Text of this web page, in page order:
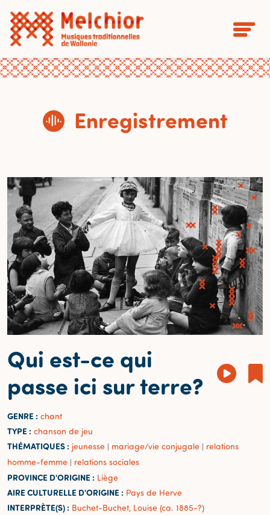
Enregistrement
Qui est-ce qui
passe ici sur terre?
GENRE : chant
TYPE : chanson de jeu
THÉMATIQUES : jeunesse | mariage/vie conjugale | relations
homme-femme | relations sociales
PROVINCE D'ORIGINE : Liège
AIRE CULTURELLE D'ORIGINE : Pays de Herve
INTERPRÈTE(S) : Buchet-Buchet, Louise (ca. 1885-?)